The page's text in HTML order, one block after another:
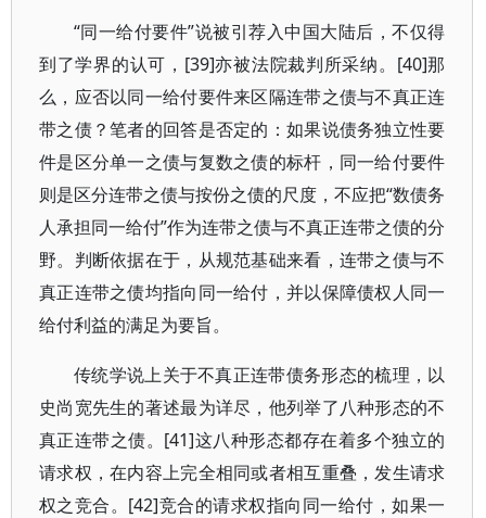
“同一给付要件”说被引荐入中国大陆后，不仅得
到了学界的认可，[39]亦被法院裁判所采纳。[40]那
么，应否以同一给付要件来区隔连带之债与不真正连
带之债？笔者的回答是否定的：如果说债务独立性要
件是区分单一之债与复数之债的标杆，同一给付要件
则是区分连带之债与按份之债的尺度，不应把“数债务
人承担同一给付”作为连带之债与不真正连带之债的分
野。判断依据在于，从规范基础来看，连带之债与不
真正连带之债均指向同一给付，并以保障债权人同一
给付利益的满足为要旨。
传统学说上关于不真正连带债务形态的梳理，以
史尚宽先生的著述最为详尽，他列举了八种形态的不
真正连带之债。[41]这八种形态都存在着多个独立的
请求权，在内容上完全相同或者相互重叠，发生请求
权之竞合。[42]竞合的请求权指向同一给付，如果一